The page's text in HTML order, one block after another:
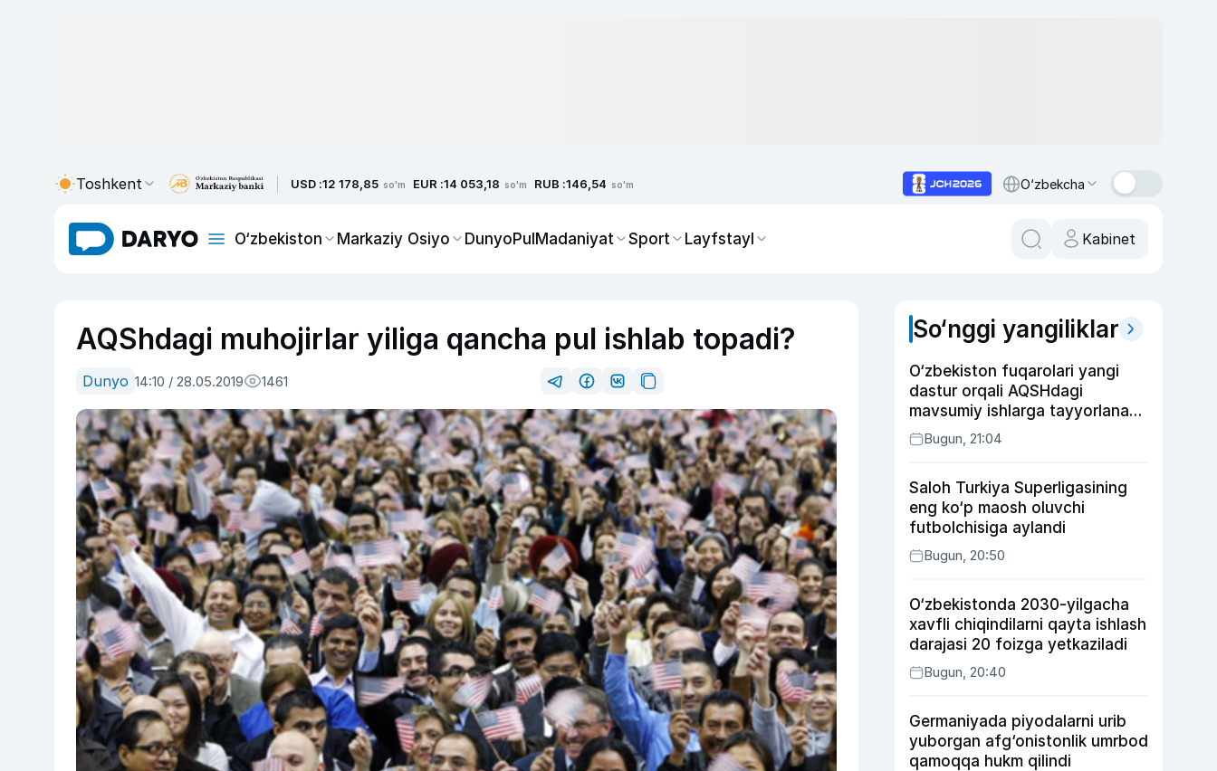
Toshkent USD :12 178,85 so'm EUR :14 053,18 so'm RUB :146,54 so'm O‘zbekcha
O‘zbekiston Markaziy Osiyo DunyoPulMadaniyat Sport Layfstayl Kabinet
AQShdagi muhojirlar yiliga qancha pul ishlab topadi?
Dunyo 14:10 / 28.05.2019 1461
So‘nggi yangiliklar
O‘zbekiston fuqarolari yangi
dastur orqali AQSHdagi
mavsumiy ishlarga tayyorlanadi
va joylashtiriladi
Bugun, 21:04
Saloh Turkiya Superligasining
eng ko‘p maosh oluvchi
futbolchisiga aylandi
Bugun, 20:50
O‘zbekistonda 2030-yilgacha
xavfli chiqindilarni qayta ishlash
darajasi 20 foizga yetkaziladi
Bugun, 20:40
Germaniyada piyodalarni urib
yuborgan afg‘onistonlik umrbod
qamoqqa hukm qilindi